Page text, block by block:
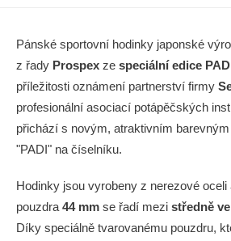
Pánské sportovní hodinky japonské
z řady Prospex ze speciální edice
příležitosti oznámení partnerství firmy
profesionální asociací potápěčských
přichází s novým, atraktivním
"PADI" na číselníku.
Hodinky jsou vyrobeny z nerezové
pouzdra 44 mm se řadí mezi středně
Díky speciálně tvarovanému pouzdru,